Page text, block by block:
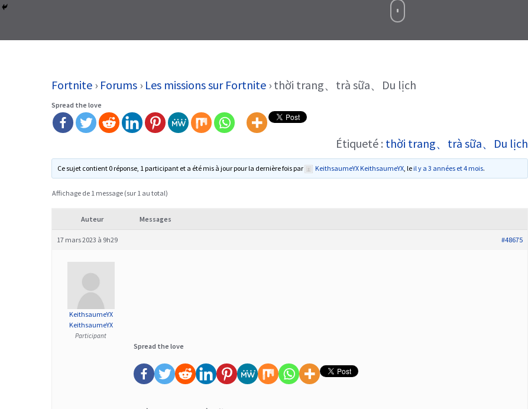
Fortnite › Forums › Les missions sur Fortnite › thời trang、trà sữa、Du lịch
Spread the love
Étiqueté : thời trang、trà sữa、Du lịch
Ce sujet contient 0 réponse, 1 participant et a été mis à jour pour la dernière fois par KeithsaumeYX KeithsaumeYX, le il y a 3 années et 4 mois.
Affichage de 1 message (sur 1 au total)
Auteur Messages
17 mars 2023 à 9h29 #48675
KeithsaumeYX
KeithsaumeYX
Participant
Spread the love